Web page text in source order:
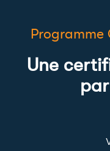
Programme
Une